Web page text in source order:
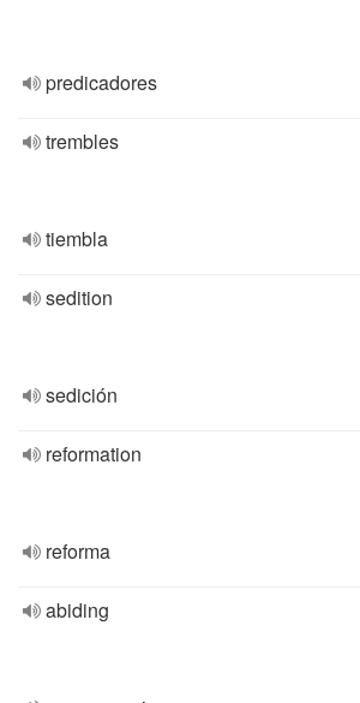
predicadores
trembles
tiembla
sedition
sedición
reformation
reforma
abiding